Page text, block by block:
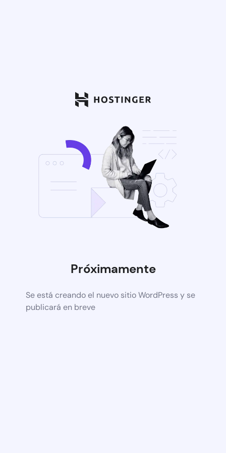
Próximamente
Se está creando el nuevo sitio WordPress y se
publicará en breve